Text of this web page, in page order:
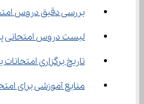
بررسی دقیق دروس امتحان نهایی
لیست دروس امتحانی پایه
تاریخ برگزاری
منابع آموزشی برای